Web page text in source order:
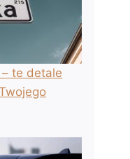
te detale